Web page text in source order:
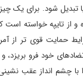
تبدیل شود. برای یک
و از تایپه خواسته
حمایت قوی تر از
خود فرو بریزد،
چشم انداز عقب